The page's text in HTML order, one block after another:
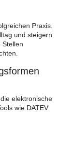
Praxis.
und steigern
Stellen
elektronische
wie DATEV